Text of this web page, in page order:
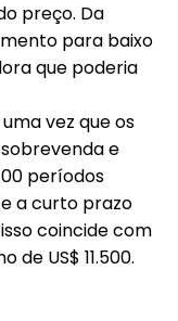
preço. Da
para baixo
que poderia
vez que os
e
períodos
a curto prazo
coincide com
US$ 11.500.